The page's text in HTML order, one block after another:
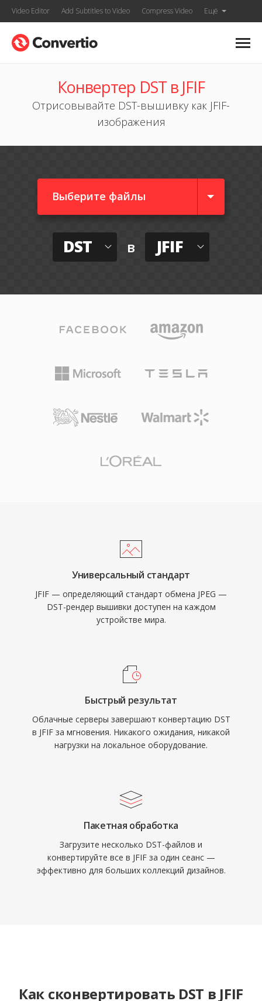
Video Editor Add Subtitles to Video Compress Video Ещё
Конвертер DST в JFIF
Отрисовывайте DST-вышивку как JFIF-
изображения
Выберите файлы
DST в JFIF
Универсальный стандарт
JFIF — определяющий стандарт обмена JPEG —
DST-рендер вышивки доступен на каждом
устройстве мира.
Быстрый результат
Облачные серверы завершают конвертацию DST
в JFIF за мгновения. Никакого ожидания, никакой
нагрузки на локальное оборудование.
Пакетная обработка
Загрузите несколько DST-файлов и
конвертируйте все в JFIF за один сеанс —
эффективно для больших коллекций дизайнов.
Как сконвертировать DST в JFIF